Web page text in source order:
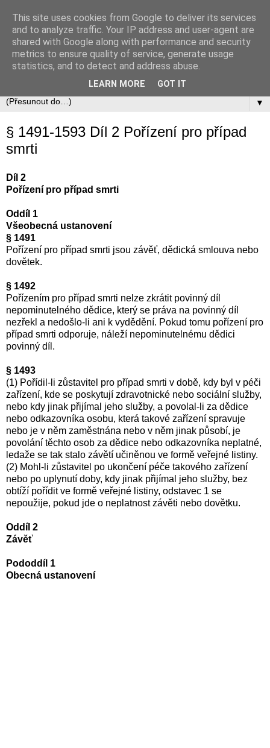
Občanský zákoník
Zákon č. 89/2012 Sb., občanský zákoník v úplném aktuálním
znění včetně automaticky zapracovávaných změn.
▼
§ 1491-1593 Díl 2 Pořízení pro případ
smrti
Díl 2
Pořízení pro případ smrti
Oddíl 1
Všeobecná ustanovení
§ 1491
Pořízení pro případ smrti jsou závěť, dědická smlouva nebo
dovětek.
§ 1492
Pořízením pro případ smrti nelze zkrátit povinný díl
nepominutelného dědice, který se práva na povinný díl
nezřekl a nedošlo-li ani k vydědění. Pokud tomu pořízení pro
případ smrti odporuje, náleží nepominutelnému dědici
povinný díl.
§ 1493
(1) Pořídil-li zůstavitel pro případ smrti v době, kdy byl v péči
zařízení, kde se poskytují zdravotnické nebo sociální služby,
nebo kdy jinak přijímal jeho služby, a povolal-li za dědice
nebo odkazovníka osobu, která takové zařízení spravuje
nebo je v něm zaměstnána nebo v něm jinak působí, je
povolání těchto osob za dědice nebo odkazovníka neplatné,
ledaže se tak stalo závětí učiněnou ve formě veřejné listiny.
(2) Mohl-li zůstavitel po ukončení péče takového zařízení
nebo po uplynutí doby, kdy jinak přijímal jeho služby, bez
obtíží pořídit ve formě veřejné listiny, odstavec 1 se
nepoužije, pokud jde o neplatnost závěti nebo dovětku.
Oddíl 2
Závěť
Pododdíl 1
Obecná ustanovení
This site uses cookies from Google to deliver its services
and to analyze traffic. Your IP address and user-agent are
shared with Google along with performance and security
metrics to ensure quality of service, generate usage
statistics, and to detect and address abuse.
LEARN MORE GOT IT